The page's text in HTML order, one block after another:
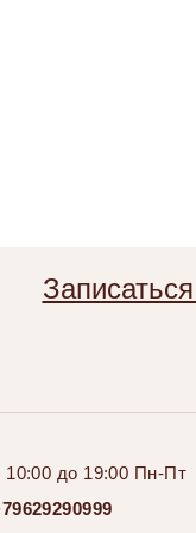
10:00 до 19:00 Пн-Пт